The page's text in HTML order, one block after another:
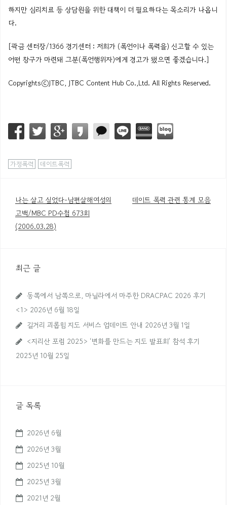
하지만 심리치료 등 상담원을 위한 대책이 더 필요하다는 목소리가 나옵니
다.
[곽금 센터장/1366 경기센터 : 저희가 (폭언이나 폭력을) 신고할 수 있는
어떤 창구가 마련돼 그분(폭언행위자)에게 경고가 됐으면 좋겠습니다.]
CopyrightsⓒJTBC, JTBC Content Hub Co.,Ltd. All Rights Reserved.
가정폭력 데이트폭력
글
내
게
이
션
나는 살고 싶었다-남편살해여성의
고백/MBC PD수첩 673회
(2006.03.28)
데이트 폭력 관련 통계 모음
최근 글
동쪽에서 남쪽으로, 마닐라에서 마주한 DRACPAC 2026 후기
<1> 2026년 6월 18일
길거리 괴롭힘 지도 서비스 업데이트 안내 2026년 3월 1일
<지리산 포럼 2025> ‘변화를 만드는 지도 발표회’ 참석 후기
2025년 10월 25일
글 목록
2026년 6월
2026년 3월
2025년 10월
2025년 3월
2021년 2월